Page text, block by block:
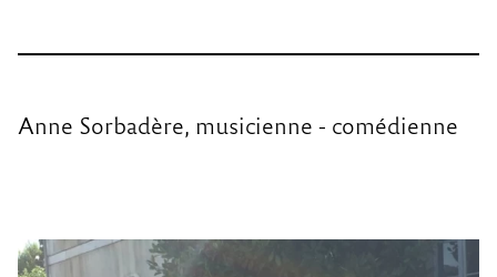
Anne Sorbadère, musicienne - comédienne